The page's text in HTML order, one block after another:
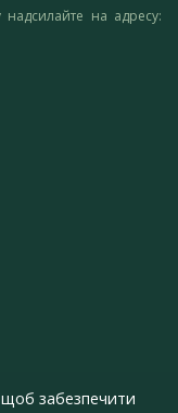
надсилайте на адресу:
забезпечити